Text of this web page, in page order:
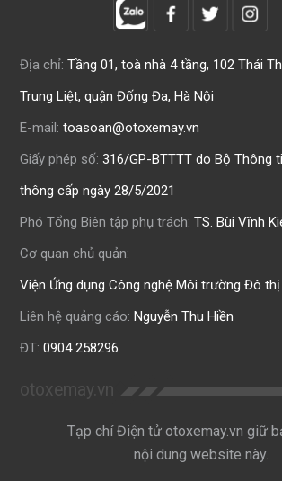
Địa chỉ: Tầng 01, toà nhà 4 tầng, 102 Thái
Trung Liệt, quận Đống Đa, Hà Nội
E-mail: toasoan@otoxemay.vn
Giấy phép số: 316/GP-BTTTT do Bộ Thông
thông cấp ngày 28/5/2021
Phó Tổng Biên tập phụ trách: TS. Bùi Vĩnh
Cơ quan chủ quản:
Viện Ứng dụng Công nghệ Môi trường Đô thị
Liên hệ quảng cáo: Nguyễn Thu Hiền
ĐT: 0904 258296
otoxemay.vn
Tạp chí Điện tử otoxemay.vn giữ
nội dung website này.